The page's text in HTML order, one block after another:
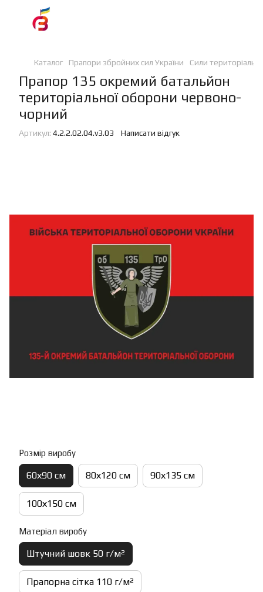
Каталог Прапори збройних сил України Сили
Прапор 135 окремий батальйон
територіальної оборони червоно-
чорний
Артикул: 4.2.2.02.04.v3.03 Написати відгук
Розмір виробу
60х90 см 80х120 см 90х135 см
100х150 см
Матеріал виробу
Штучний шовк 50 г/м²
Прапорна сітка 110 г/м²